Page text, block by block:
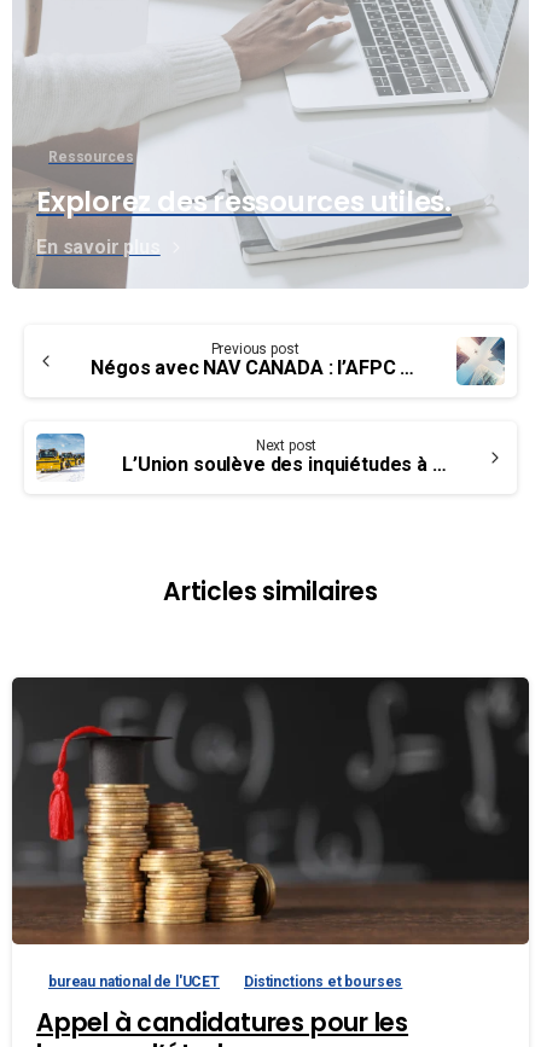
Ressources
Explorez des ressources utiles.
En savoir plus
Reading
Previous post
Négos avec NAV CANADA : l’AFPC demande la conciliation
Next post
L’Union soulève des inquiétudes à propos de l’utilisation de chasse-neiges automatisés
Articles similaires
bureau national de l'UCET Distinctions et bourses
Appel à candidatures pour les